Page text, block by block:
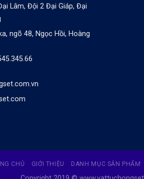
Lâm, Đội 2 Đại Giáp, Đại
ngõ 48, Ngọc Hồi, Hoàng
CHỦ GIỚI THIỆU DANH MỤC SẢN PHẨM